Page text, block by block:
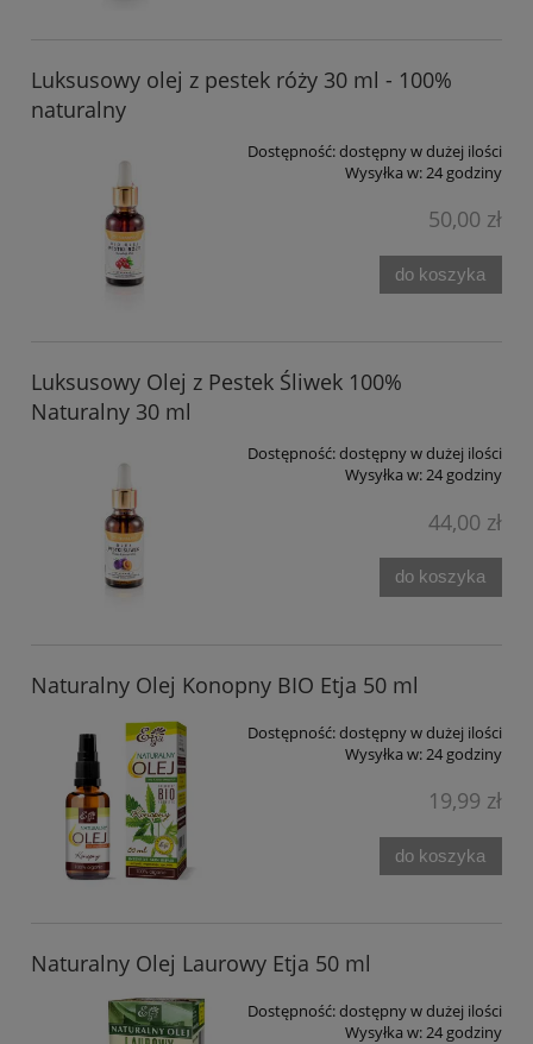
Luksusowy olej z pestek róży 30 ml - 100%
naturalny
Dostępność:dostępny w dużej ilości
Wysyłka w: 24 godziny
50,00 zł
do koszyka
Luksusowy Olej z Pestek Śliwek 100%
Naturalny 30 ml
Dostępność:dostępny w dużej ilości
Wysyłka w:24 godziny
44,00 zł
do koszyka
Naturalny Olej Konopny BIO Etja 50 ml
Dostępność:dostępny w dużej ilości
Wysyłka w: 24 godziny
19,99 zł
do koszyka
Naturalny Olej Laurowy Etja 50 ml
Dostępność:dostępny w dużej ilości
Wysyłka w:24 godziny